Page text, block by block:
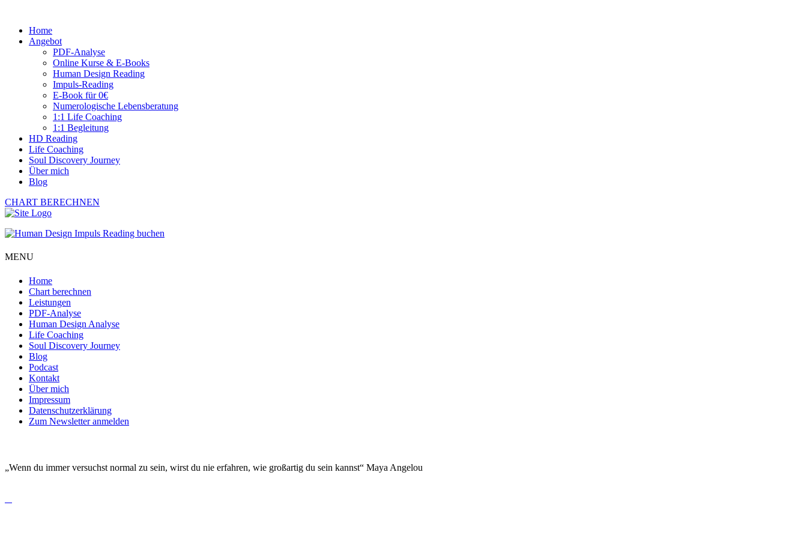
Home
Angebot
PDF-Analyse
Online Kurse & E-Books
Human Design Reading
Impuls-Reading
E-Book für 0€
Numerologische Lebensberatung
1:1 Life Coaching
1:1 Begleitung
HD Reading
Life Coaching
Soul Discovery Journey
Über mich
Blog
CHART BERECHNEN
MENU
Home
Chart berechnen
Leistungen
PDF-Analyse
Human Design Analyse
Life Coaching
Soul Discovery Journey
Blog
Podcast
Kontakt
Über mich
Impressum
Datenschutzerklärung
Zum Newsletter anmelden
„Wenn du immer versuchst normal zu sein, wirst du nie erfahren, wie großartig du sein kannst“ Maya Angelou